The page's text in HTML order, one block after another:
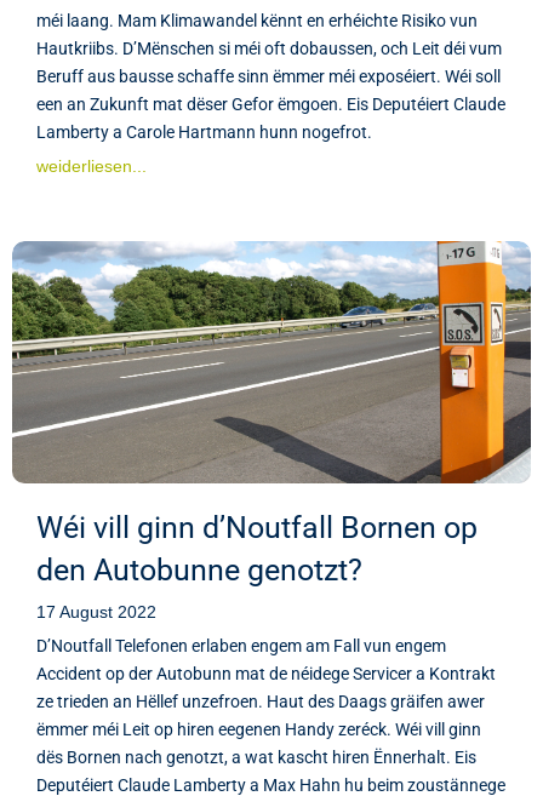
méi laang. Mam Klimawandel kënnt en erhéichte Risiko vun
Hautkriibs. D’Mënschen si méi oft dobaussen, och Leit déi vum
Beruff aus bausse schaffe sinn ëmmer méi exposéiert. Wéi soll
een an Zukunft mat dëser Gefor ëmgoen. Eis Deputéiert Claude
Lamberty a Carole Hartmann hunn nogefrot.
weiderliesen...
Wéi vill ginn d’Noutfall Bornen op
den Autobunne genotzt?
17 August 2022
D’Noutfall Telefonen erlaben engem am Fall vun engem
Accident op der Autobunn mat de néidege Servicer a Kontrakt
ze trieden an Hëllef unzefroen. Haut des Daags gräifen awer
ëmmer méi Leit op hiren eegenen Handy zeréck. Wéi vill ginn
dës Bornen nach genotzt, a wat kascht hiren Ënnerhalt. Eis
Deputéiert Claude Lamberty a Max Hahn hu beim zoustännege